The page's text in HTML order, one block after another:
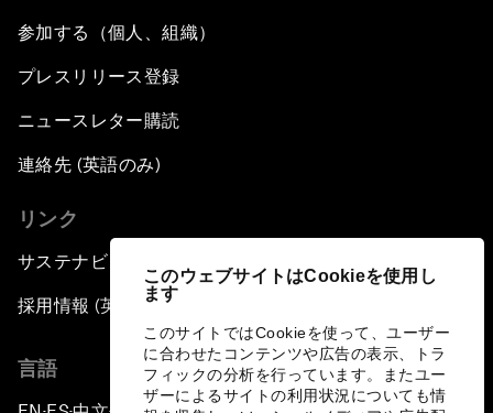
このウェブサイトはCookieを使用し
ます
このサイトではCookieを使って、ユーザー
に合わせたコンテンツや広告の表示、トラ
フィックの分析を行っています。またユー
ザーによるサイトの利用状況についても情
参加する（個人、組織）
プレスリリース登録
ニュースレター購読
連絡先 (英語のみ)
リンク
サステナビリティへの取り組み
採用情報 (英語のみ)
言語
▪ ▪ ▪